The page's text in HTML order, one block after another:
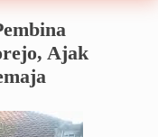
Ajak